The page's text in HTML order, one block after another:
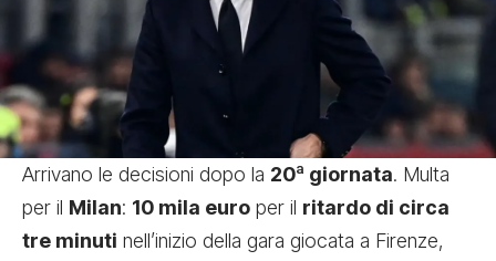
Arrivano le decisioni dopo la 20ª giornata. Multa
per il Milan: 10 mila euro per il ritardo di circa
tre minuti nell’inizio della gara giocata a Firenze,